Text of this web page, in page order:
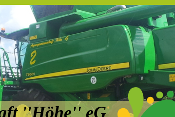
''Höhe'' eG